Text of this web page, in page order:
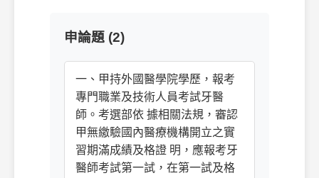
申論題 (2)
一、甲持外國醫學院學歷，報考
專門職業及技術人員考試牙醫
師。考選部依 據相關法規，審認
甲無繳驗國內醫療機構開立之實
習期滿成績及格證 明，應報考牙
醫師考試第一試，在第一試及格